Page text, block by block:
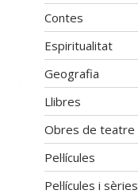
Contes
Espiritualitat
Geografia
Llibres
Obres de teatre
Pel·lícules
Pel·lícules i sèries